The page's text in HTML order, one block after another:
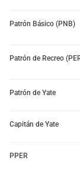
Patrón Básico (PNB)
Patrón de Recreo
Patrón de Yate
Capitán de Yate
PPER